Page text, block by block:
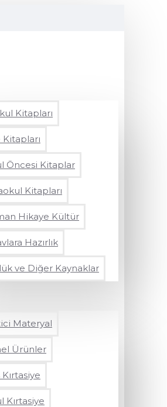
Kitapları
Kitapları
Öncesi Kitaplar
Kitapları
Hikaye Kültür
Hazırlık
ve Diğer Kaynaklar
Materyal
Ürünler
Kırtasiye
Kırtasiye